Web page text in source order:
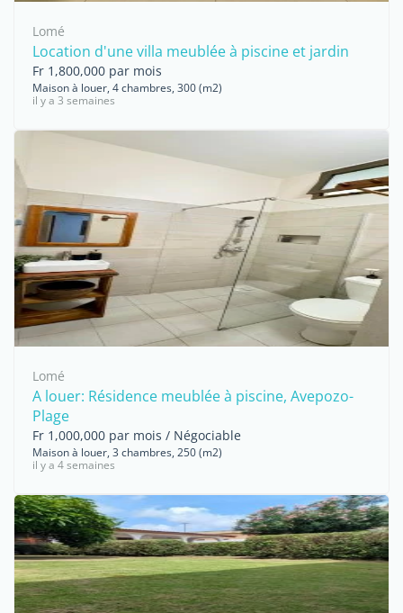
Lomé
Location d'une villa meublée à piscine et jardin
Fr 1,800,000 par mois
Maison à louer, 4 chambres, 300 (m2)
il y a 3 semaines
Lomé
A louer: Résidence meublée à piscine, Avepozo-
Plage
Fr 1,000,000 par mois / Négociable
Maison à louer, 3 chambres, 250 (m2)
il y a 4 semaines